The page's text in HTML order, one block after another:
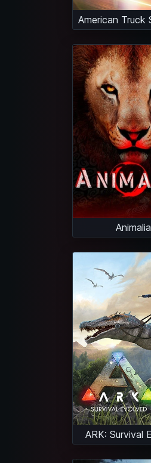
American Truck
Animalia
ARK: Survival